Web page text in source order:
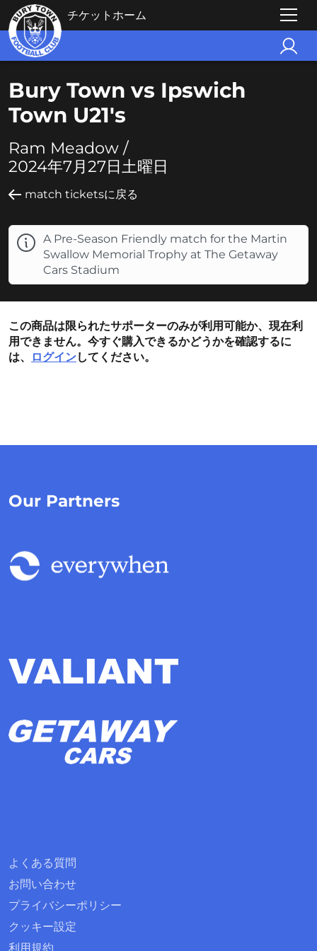
チケットホーム
Bury Town vs Ipswich
Town U21's
Ram Meadow /
2024年7月27日土曜日
match ticketsに戻る
A Pre-Season Friendly match for the Martin
Swallow Memorial Trophy at The Getaway
Cars Stadium
この商品は限られたサポーターのみが利用可能か、現在利
用できません。今すぐ購入できるかどうかを確認するに
は、
ログインしてください。
よくある質問
お問い合わせ
プライバシーポリシー
クッキー設定
利用規約
Our Partners